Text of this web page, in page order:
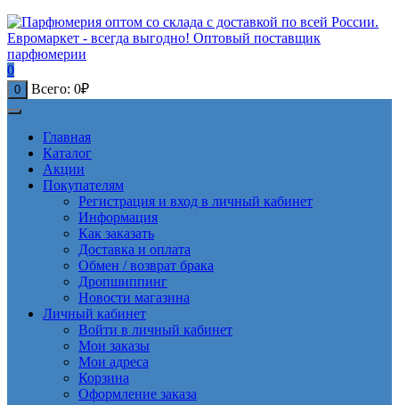
0
0 Всего: 0₽
Главная
Каталог
Акции
Покупателям
Регистрация и вход в личный кабинет
Информация
Как заказать
Доставка и оплата
Обмен / возврат брака
Дропшиппинг
Новости магазина
Личный кабинет
Войти в личный кабинет
Мои заказы
Мои адреса
Корзина
Оформление заказа